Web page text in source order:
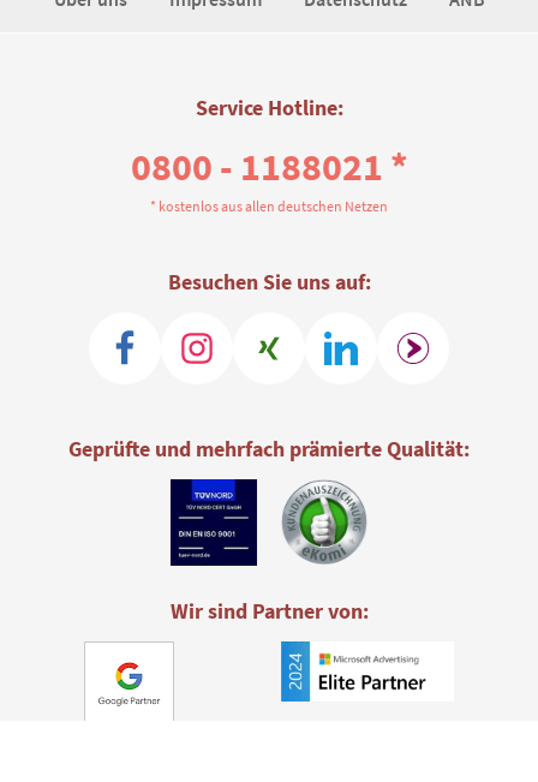
Service Hotline:
0800 - 1188021 *
* kostenlos aus allen deutschen Netzen
Besuchen Sie uns auf:
Geprüfte und mehrfach prämierte Qualität:
Wir sind Partner von: